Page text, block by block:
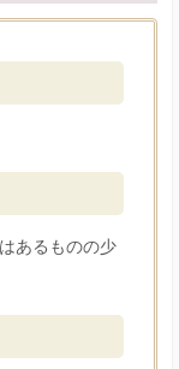
あるものの少